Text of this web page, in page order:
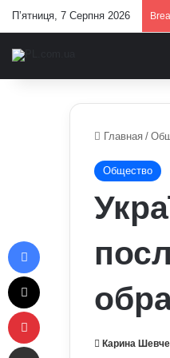
П’ятниця, 7 Серпня 2026
Главная /
Общество
Карина